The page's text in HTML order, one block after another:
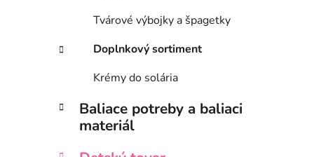
Tvárové výbojky a špagetky
Doplnkový sortiment
Krémy do solária
Baliace potreby a baliaci
materiál